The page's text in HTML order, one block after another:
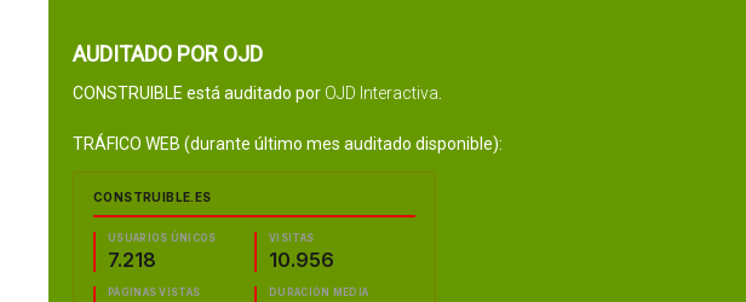
AUDITADO POR OJD
CONSTRUIBLE está auditado por OJD Interactiva
TRÁFICO WEB (durante último mes auditado disponible):